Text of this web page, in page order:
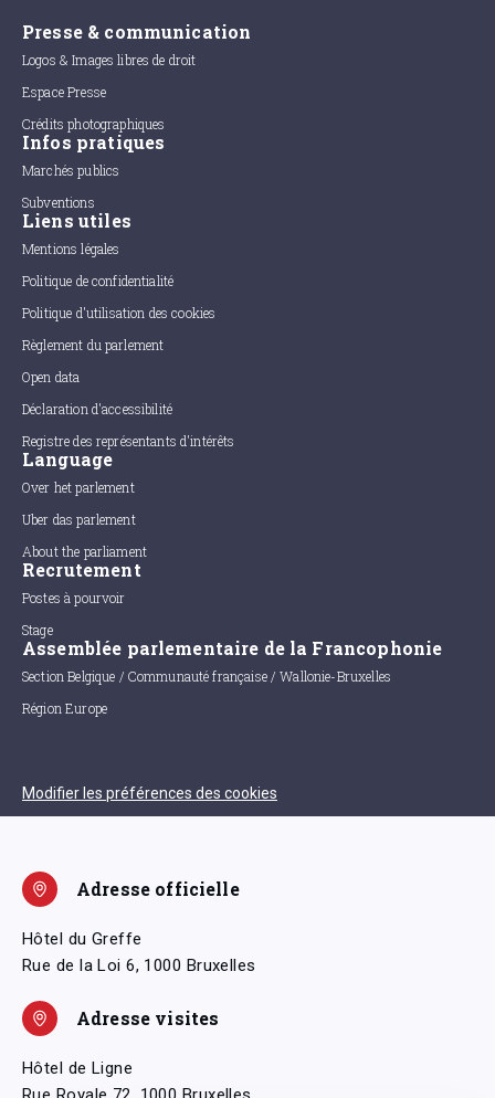
Presse & communication
Logos & Images libres de droit
Espace Presse
Crédits photographiques
Infos pratiques
Marchés publics
Subventions
Liens utiles
Mentions légales
Politique de confidentialité
Politique d'utilisation des cookies
Règlement du parlement
Open data
Déclaration d'accessibilité
Registre des représentants d'intérêts
Language
Over het parlement
Uber das parlement
About the parliament
Recrutement
Postes à pourvoir
Stage
Assemblée parlementaire de la Francophonie
Section Belgique / Communauté française / Wallonie-Bruxelles
Région Europe
Modifier les préférences des cookies
Adresse officielle
Hôtel du Greffe
Rue de la Loi 6, 1000 Bruxelles
Adresse visites
Hôtel de Ligne